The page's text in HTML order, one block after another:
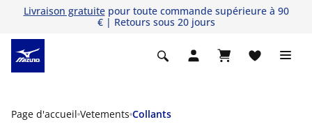
Livraison gratuitepour toute commande supérieure à 90
€ | Retours sous 20 jours
Page d'accueil Vetements Collants